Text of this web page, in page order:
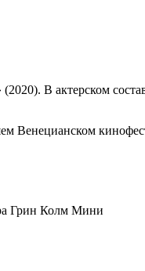
В актерском
Венецианском
Грин Колм Мини